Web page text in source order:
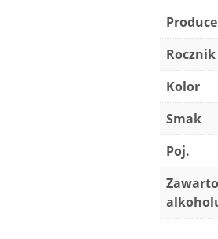
Rocznik
Kolor
Smak
Poj.